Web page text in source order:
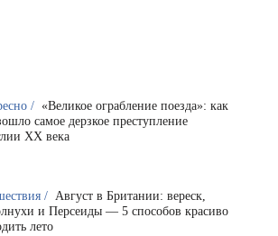
/ «Великое ограбление поезда»: как
самое дерзкое преступление
XX века
/ Август в Британии: вереск,
и Персеиды — 5 способов красиво
лето